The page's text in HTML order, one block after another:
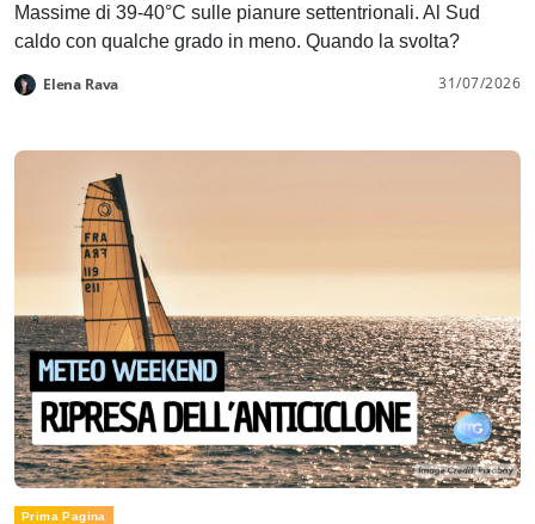
Massime di 39-40°C sulle pianure settentrionali. Al Sud
caldo con qualche grado in meno. Quando la svolta?
Elena Rava 31/07/2026
Prima Pagina